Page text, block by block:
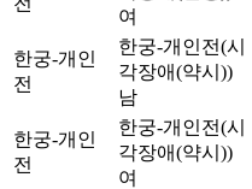
여
한궁-개인
전
한궁-개인전(시
각장애(약시))
남
한궁-개인
전
한궁-개인전(시
각장애(약시))
여